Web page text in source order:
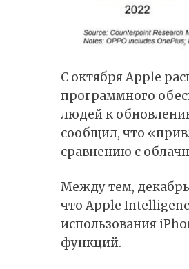
С октября Apple
программного
людей к
сообщил, что
сравнению с
Между тем,
что Apple
использования
функций.